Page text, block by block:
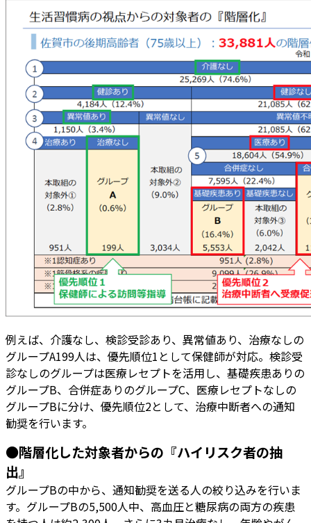
例えば、介護なし、検診受診あり、異常値あり、治療なしの
グループA199人は、優先順位1として保健師が対応。検診受
診なしのグループは医療レセプトを活用し、基礎疾患ありの
グループB、合併症ありのグループC、医療レセプトなしの
グループBに分け、優先順位2として、治療中断者への通知
勧奨を行います。
●階層化した対象者からの『ハイリスク者の抽
出』
グループBの中から、通知勧奨を送る人の絞り込みを行いま
す。グループBの5,500人中、高血圧と糖尿病の両方の疾患